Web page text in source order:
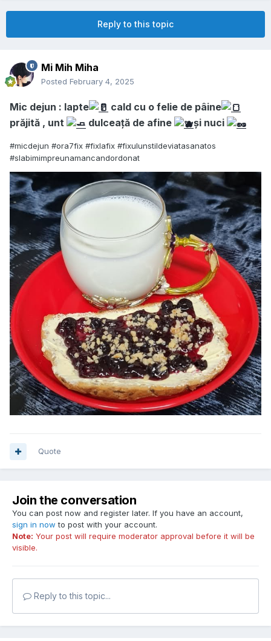
Reply to this topic
Mi Mih Miha
Posted February 4, 2025
Mic dejun : lapte
cald cu o felie de pâine
prăjită , unt
dulceață de afine și nuci
#micdejun #ora7fix #fixlafix #fixulunstildeviatasanatos
#slabimimpreunamancandordonat
Quote
Join the conversation
You can post now and register later. If you have an account,
sign in now to post with your account.
Note: Your post will require moderator approval before it will be
visible.
Reply to this topic...